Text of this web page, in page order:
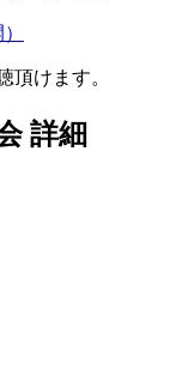
けます。
詳細